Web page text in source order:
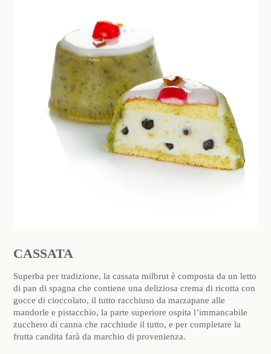
CASSATA
Superba per tradizione, la cassata milbrut è composta da un letto
di pan di spagna che contiene una deliziosa crema di ricotta con
gocce di cioccolato, il tutto racchiuso da marzapane alle
mandorle e pistacchio, la parte superiore ospita l’immancabile
zucchero di canna che racchiude il tutto, e per completare la
frutta candita farà da marchio di provenienza.